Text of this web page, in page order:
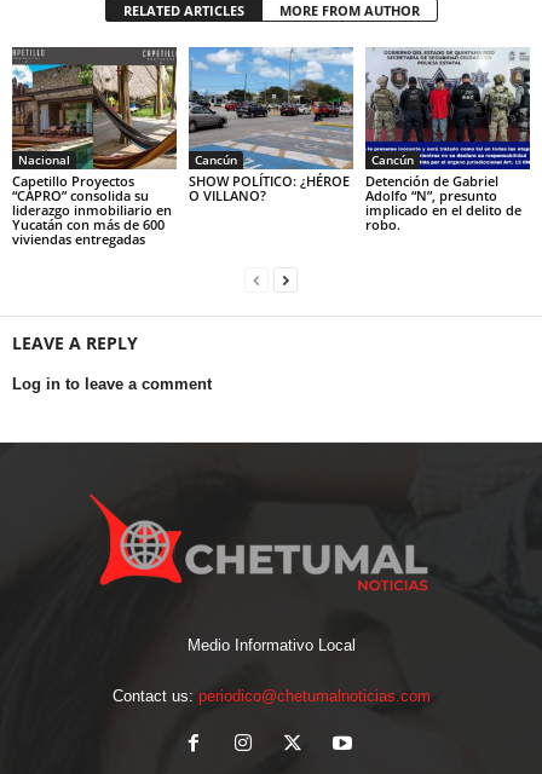
RELATED ARTICLES MORE FROM AUTHOR
Nacional
Capetillo Proyectos
“CAPRO” consolida su
liderazgo inmobiliario en
Yucatán con más de 600
viviendas entregadas
Cancún
SHOW POLÍTICO: ¿HÉROE
O VILLANO?
Cancún
Detención de Gabriel
Adolfo “N”, presunto
implicado en el delito de
robo.
LEAVE A REPLY
Log in to leave a comment
Medio Informativo Local
Contact us: periodico@chetumalnoticias.com